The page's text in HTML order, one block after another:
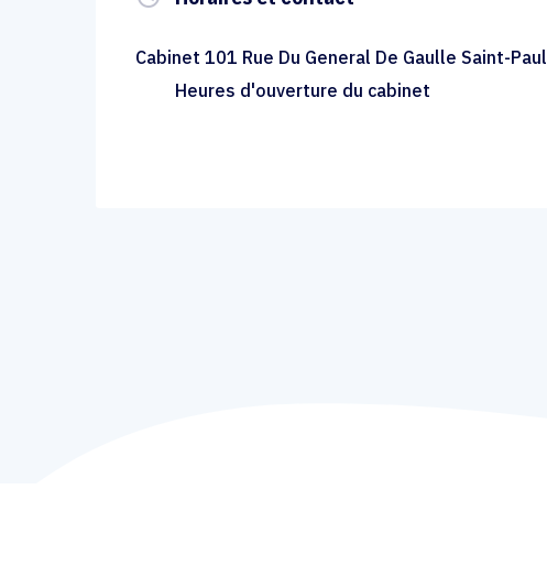
Cabinet 101 Rue Du General De Gaulle Saint-Paul
Heures d'ouverture du cabinet